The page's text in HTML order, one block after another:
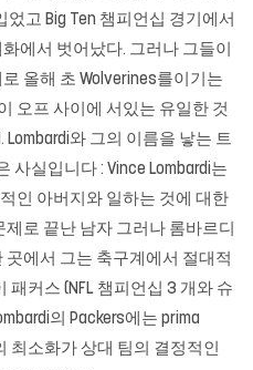
었고 Big Ten 챔피언십 경기에서
에서 벗어났다. 그러나 그들이
올해 초 Wolverines를이기는
오프 사이에 서있는 유일한 것
Lombardi와 그의 이름을 낳는 트
사실입니다 : Vince Lombardi는
인 아버지와 일하는 것에 대한
로 끝난 남자 그러나 롬바르디
에서 그는 축구계에서 절대적
패커스 (NFL 챔피언십 3 개와 슈
의 Packers에는 prima
최소화가 상대 팀의 결정적인